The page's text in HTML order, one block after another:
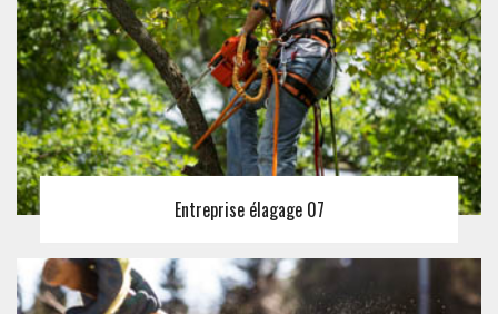
Entreprise élagage 07